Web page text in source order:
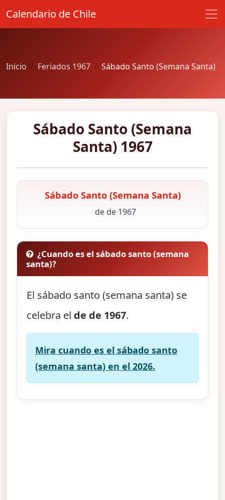
Calendario de Chile
Inicio Feriados 1967 Sábado Santo (Semana Santa)
Sábado Santo (Semana
Santa) 1967
Sábado Santo (Semana Santa)
de de 1967
¿Cuando es el sábado santo (semana
santa)?
El sábado santo (semana santa) se
celebra el de de 1967.
Mira cuando es el sábado santo
(semana santa) en el 2026.